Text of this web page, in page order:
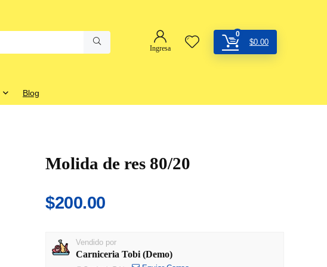
Ingresa
0
$0.00
Blog
Molida de res 80/20
$200.00
Vendido por
Carniceria Tobi (Demo)